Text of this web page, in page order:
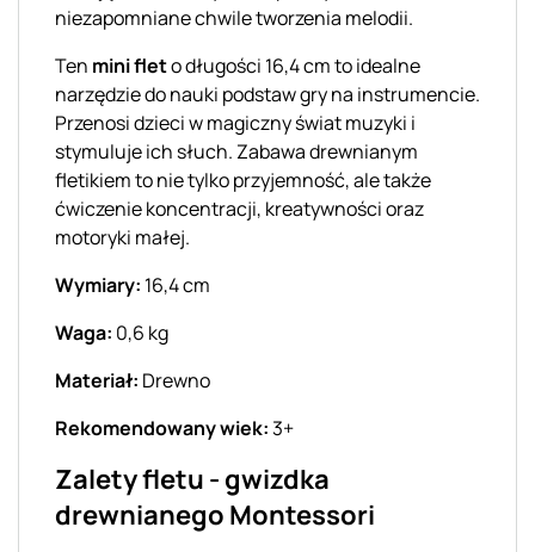
niezapomniane chwile tworzenia melodii.
Ten mini fleto długości 16,4 cm to idealne
narzędzie do nauki podstaw gry na instrumencie.
Przenosi dzieci w magiczny świat muzyki i
stymuluje ich słuch. Zabawa drewnianym
fletikiem to nie tylko przyjemność, ale także
ćwiczenie koncentracji, kreatywności oraz
motoryki małej.
Wymiary: 16,4 cm
Waga: 0,6 kg
Materiał: Drewno
Rekomendowany wiek:3+
Zalety fletu - gwizdka
drewnianego Montessori